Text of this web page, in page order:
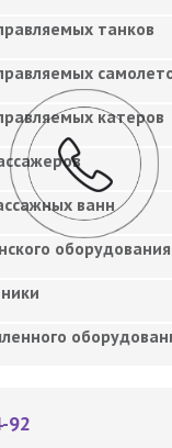
танков
катеров
ванн
оборудования
92